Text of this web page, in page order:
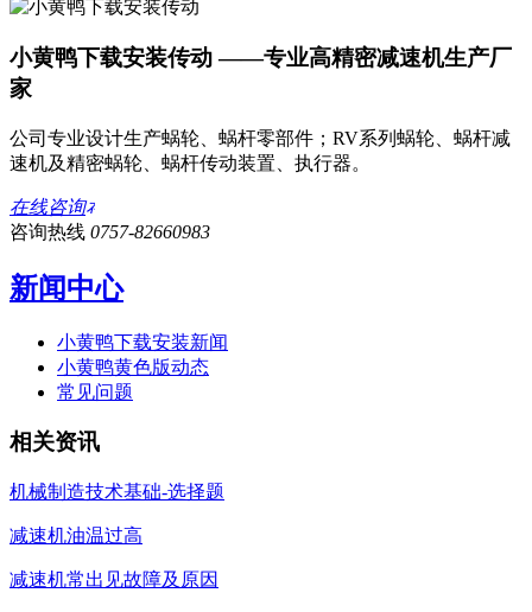
小黄鸭下载安装传动 ——专业高精密减速机生产厂
家
公司专业设计生产蜗轮、蜗杆零部件；RV系列蜗轮、蜗杆减
速机及精密蜗轮、蜗杆传动装置、执行器。
在线咨询
咨询热线 0757-82660983
新闻中心
小黄鸭下载安装新闻
小黄鸭黄色版动态
常见问题
相关资讯
机械制造技术基础-选择题
减速机油温过高
减速机常出见故障及原因